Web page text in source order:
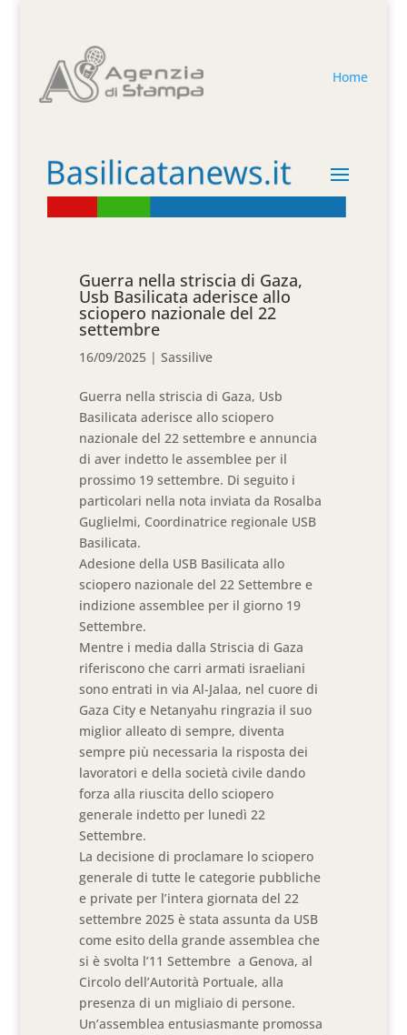
Home
Guerra nella striscia di Gaza,
Usb Basilicata aderisce allo
sciopero nazionale del 22
settembre
16/09/2025 |Sassilive
Guerra nella striscia di Gaza, Usb
Basilicata aderisce allo sciopero
nazionale del 22 settembre e annuncia
di aver indetto le assemblee per il
prossimo 19 settembre. Di seguito i
particolari nella nota inviata da Rosalba
Guglielmi, Coordinatrice regionale USB
Basilicata.
Adesione della USB Basilicata allo
sciopero nazionale del 22 Settembre e
indizione assemblee per il giorno 19
Settembre.
Mentre i media dalla Striscia di Gaza
riferiscono che carri armati israeliani
sono entrati in via Al-Jalaa, nel cuore di
Gaza City e Netanyahu ringrazia il suo
miglior alleato di sempre, diventa
sempre più necessaria la risposta dei
lavoratori e della società civile dando
forza alla riuscita dello sciopero
generale indetto per lunedì 22
Settembre.
La decisione di proclamare lo sciopero
generale di tutte le categorie pubbliche
e private per l’intera giornata del 22
settembre 2025 è stata assunta da USB
come esito della grande assemblea che
si è svolta l’11 Settembre a Genova, al
Circolo dell’Autorità Portuale, alla
presenza di un migliaio di persone.
Un’assemblea entusiasmante promossa